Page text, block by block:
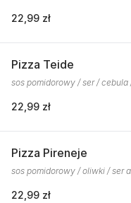
22,99 zł
Pizza Teide
sos pomidorowy / ser / cebula
22,99 zł
Pizza Pireneje
sos pomidorowy / oliwki / ser
22,99 zł